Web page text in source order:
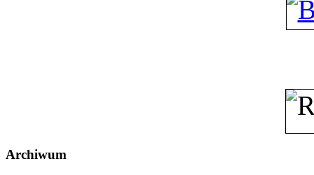
Archiwum